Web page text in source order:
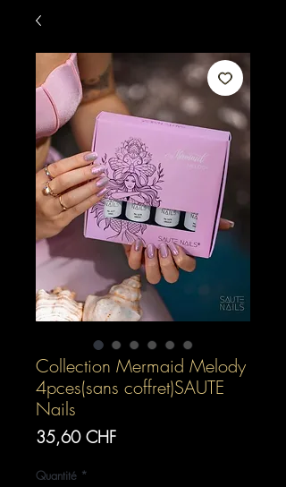
Collection Mermaid Melody
4pces(sans coffret)SAUTE
Nails
35,60 CHFPrix
Quantité *